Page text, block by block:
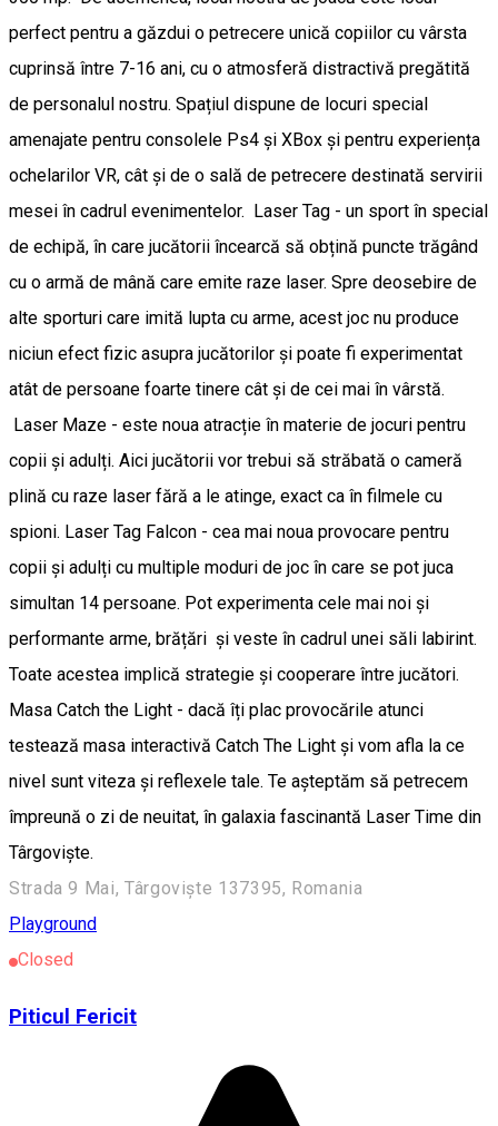
perfect pentru a găzdui o petrecere unică copiilor cu vârsta
cuprinsă între 7-16 ani, cu o atmosferă distractivă pregătită
de personalul nostru. Spațiul dispune de locuri special
amenajate pentru consolele Ps4 și XBox și pentru experiența
ochelarilor VR, cât și de o sală de petrecere destinată servirii
mesei în cadrul evenimentelor. Laser Tag - un sport în special
de echipă, în care jucătorii încearcă să obțină puncte trăgând
cu o armă de mână care emite raze laser. Spre deosebire de
alte sporturi care imită lupta cu arme, acest joc nu produce
niciun efect fizic asupra jucătorilor și poate fi experimentat
atât de persoane foarte tinere cât și de cei mai în vârstă.
Laser Maze - este noua atracție în materie de jocuri pentru
copii și adulți. Aici jucătorii vor trebui să străbată o cameră
plină cu raze laser fără a le atinge, exact ca în filmele cu
spioni. Laser Tag Falcon - cea mai noua provocare pentru
copii și adulți cu multiple moduri de joc în care se pot juca
simultan 14 persoane. Pot experimenta cele mai noi și
performante arme, brățări și veste în cadrul unei săli labirint.
Toate acestea implică strategie și cooperare între jucători.
Masa Catch the Light - dacă îți plac provocările atunci
testează masa interactivă Catch The Light și vom afla la ce
nivel sunt viteza și reflexele tale. Te așteptăm să petrecem
împreună o zi de neuitat, în galaxia fascinantă Laser Time din
Târgoviște.
Strada 9 Mai, Târgoviște 137395, Romania
Playground
Closed
Piticul Fericit